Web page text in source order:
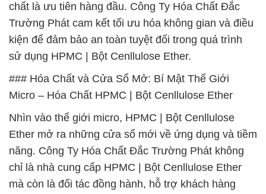
chất là ưu tiên hàng đầu. Công Ty Hóa Chất Đắc
Trường Phát cam kết tối ưu hóa không gian và điều
kiện để đảm bảo an toàn tuyệt đối trong quá trình
sử dụng HPMC | Bột Cenllulose Ether.
### Hóa Chất và Cửa Sổ Mở: Bí Mật Thế Giới
Micro – Hóa Chất HPMC | Bột Cenllulose Ether
Nhìn vào thế giới micro, HPMC | Bột Cenllulose
Ether mở ra những cửa sổ mới về ứng dụng và tiềm
năng. Công Ty Hóa Chất Đắc Trường Phát không
chỉ là nhà cung cấp HPMC | Bột Cenllulose Ether
mà còn là đối tác đồng hành, hỗ trợ khách hàng